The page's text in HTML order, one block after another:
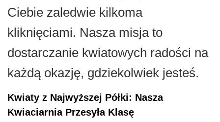
Ciebie zaledwie kilkoma
kliknięciami. Nasza misja to
dostarczanie kwiatowych radości na
każdą okazję, gdziekolwiek jesteś.
Kwiaty z Najwyższej Półki: Nasza
Kwiaciarnia Przesyła Klasę